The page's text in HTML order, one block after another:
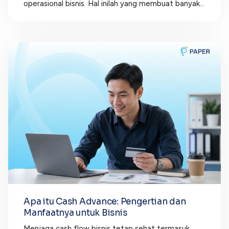
operasional bisnis. Hal inilah yang membuat banyak...
Apa itu Cash Advance: Pengertian dan
Manfaatnya untuk Bisnis